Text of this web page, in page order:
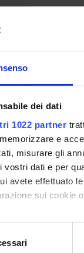
dei dati
1022 partner
e
misurare gli
vostri dati e per
avete effettuato
sui cookie